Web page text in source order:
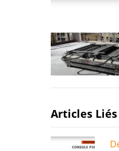
Articles Liés